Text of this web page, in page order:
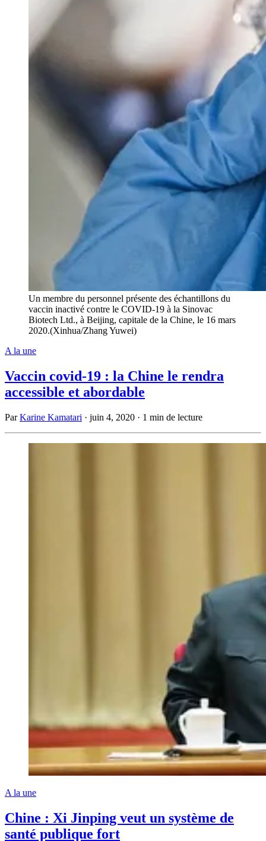
Un membre du personnel présente des échantillons du
vaccin inactivé contre le COVID-19 à la Sinovac
Biotech Ltd., à Beijing, capitale de la Chine, le 16 mars
2020.(Xinhua/Zhang Yuwei)
A la une
Vaccin covid-19 : la Chine le rendra
accessible et abordable
ParKarine Kamatari · juin 4, 2020 · 1 min de lecture
A la une
Chine : Xi Jinping veut un système de
santé publique fort